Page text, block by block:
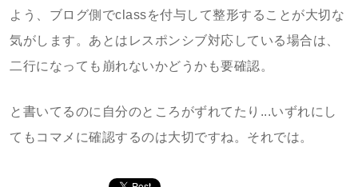
よう、ブログ側でclassを付与して整形することが大切な
気がします。あとはレスポンシブ対応している場合は、
二行になっても崩れないかどうかも要確認。
と書いてるのに自分のところがずれてたり...いずれにし
てもコマメに確認するのは大切ですね。それでは。